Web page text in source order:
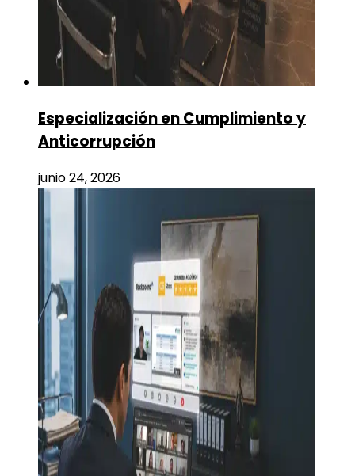
Especialización en Cumplimiento y
Anticorrupción
junio 24, 2026